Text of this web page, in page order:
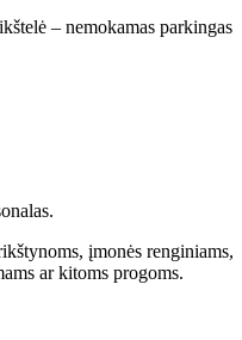
– nemokamas parkingas
įmonės renginiams,
ar kitoms progoms.